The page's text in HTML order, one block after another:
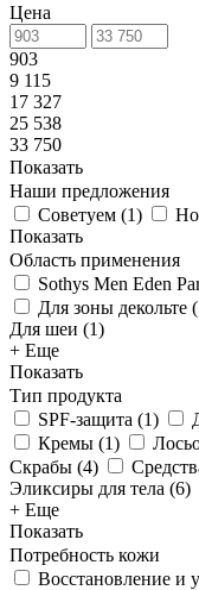
Цена
903
9 115
17 327
25 538
33 750
Показать
Наши предложения
Советуем (1)
Показать
Область применения
Sothys Men Eden
Для зоны декольте (
Для шеи (1)
+ Еще
Показать
Тип продукта
SPF-защита (1)
Кремы (1)
Скрабы (4)
Эликсиры для тела (6)
+ Еще
Показать
Потребность кожи
Восстановление и